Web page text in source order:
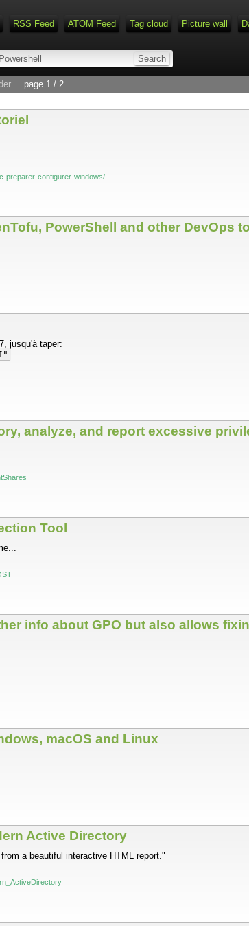
RSS Feed ATOM Feed Tag cloud Picture wall
page 1 / 2
preparer-configurer-windows/
PowerShell and other DevOps
jusqu'à taper:
analyze, and report excessive
Tool
info about GPO but also allows
macOS and Linux
Active Directory
a beautiful interactive HTML report."